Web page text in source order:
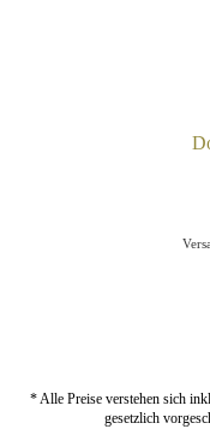
* Alle Preise verstehen sich
gesetzlich